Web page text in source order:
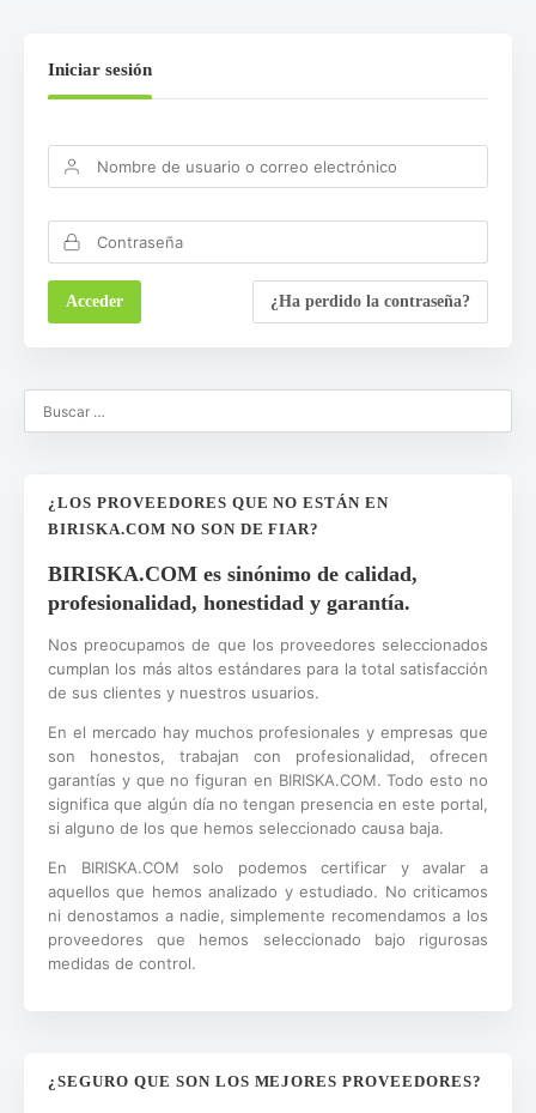
Iniciar sesión
¿Ha perdido la contraseña?
¿LOS PROVEEDORES QUE NO ESTÁN EN
BIRISKA.COM NO SON DE FIAR?
BIRISKA.COM es sinónimo de calidad,
profesionalidad, honestidad y garantía.
Nos preocupamos de que los proveedores seleccionados
cumplan los más altos estándares para la total satisfacción
de sus clientes y nuestros usuarios.
En el mercado hay muchos profesionales y empresas que
son honestos, trabajan con profesionalidad, ofrecen
garantías y que no figuran en BIRISKA.COM. Todo esto no
significa que algún día no tengan presencia en este portal,
si alguno de los que hemos seleccionado causa baja.
En BIRISKA.COM solo podemos certificar y avalar a
aquellos que hemos analizado y estudiado. No criticamos
ni denostamos a nadie, simplemente recomendamos a los
proveedores que hemos seleccionado bajo rigurosas
medidas de control.
¿SEGURO QUE SON LOS MEJORES PROVEEDORES?